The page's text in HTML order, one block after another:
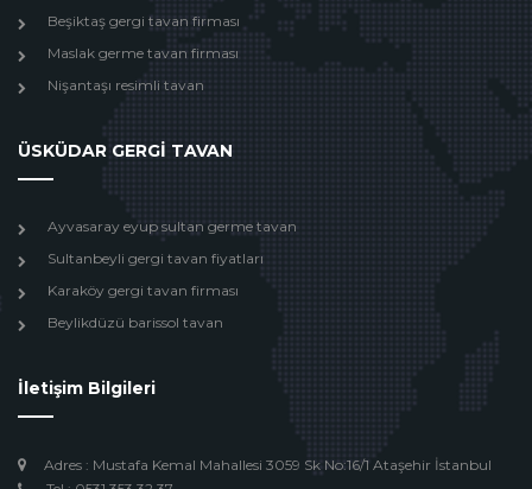
Beşiktaş gergi tavan firması
Maslak germe tavan firması
Nişantaşı resimli tavan
ÜSKÜDAR GERGİ TAVAN
Ayvasaray eyup sultan germe tavan
Sultanbeyli gergi tavan fiyatları
Karaköy gergi tavan firması
Beylikdüzü barissol tavan
İletişim Bilgileri
Adres : Mustafa Kemal Mahallesi 3059 Sk No:16/1 Ataşehir İstanbul